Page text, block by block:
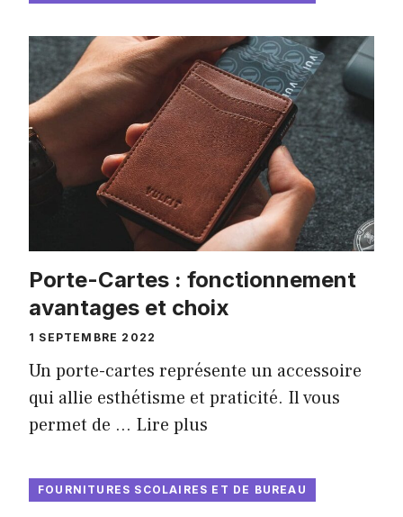
Porte-Cartes : fonctionnement
avantages et choix
1 SEPTEMBRE 2022
Un porte-cartes représente un accessoire
qui allie esthétisme et praticité. Il vous
permet de … Lire plus
FOURNITURES SCOLAIRES ET DE BUREAU